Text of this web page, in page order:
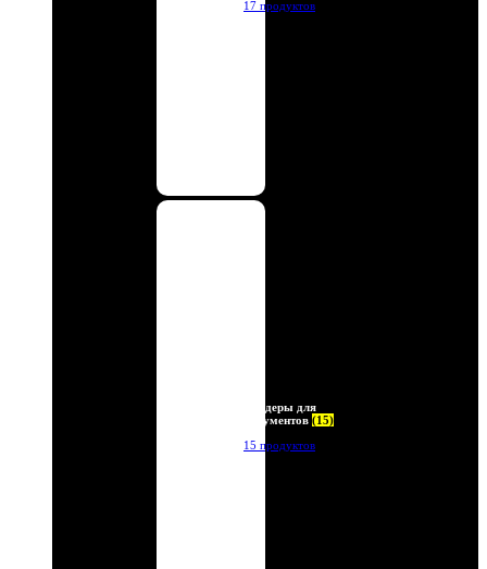
17 продуктов
Холдеры для
документов (15)
15 продуктов